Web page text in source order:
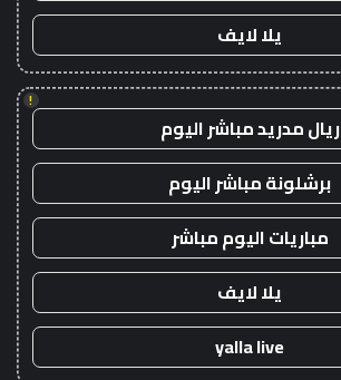
يلا لايف
!
ريال مدريد مباشر اليوم
برشلونة مباشر اليوم
مباريات اليوم مباشر
يلا لايف
yalla live